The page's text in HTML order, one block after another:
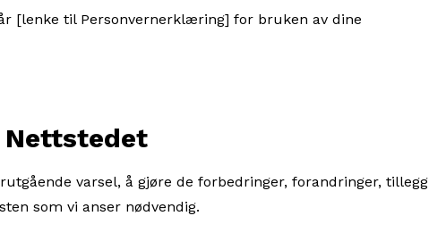
[lenke til Personvernerklæring] for bruken av dine
varsel, å gjøre de forbedringer, forandringer, tillegg
som vi anser nødvendig.